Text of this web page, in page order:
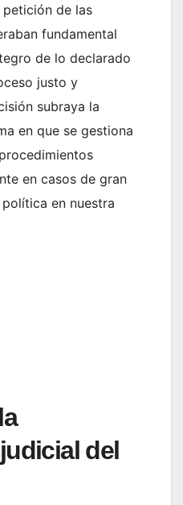
petición de las
fundamental
de lo declarado
justo y
subraya la
en que se gestiona
en casos de gran
en nuestra
del